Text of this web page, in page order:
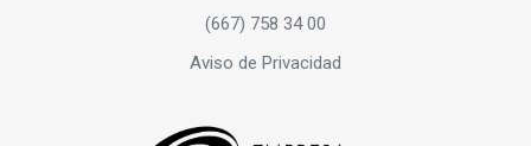
(667) 758 34 00
Aviso de Privacidad